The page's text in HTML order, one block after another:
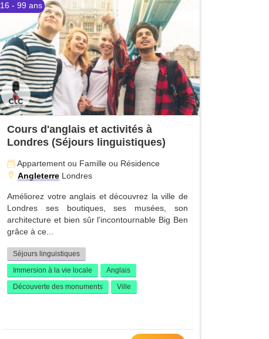
16 - 99 ans
Cours d'anglais et activités à
Londres (Séjours linguistiques)
Appartement ou Famille ou Résidence
Angleterre Londres
Améliorez votre anglais et découvrez la ville de
Londres ses boutiques, ses musées, son
architecture et bien sûr l'incontournable Big Ben
grâce à ce...
Séjours linguistiques
Immersion à la vie locale
Anglais
Découverte des monuments
Ville